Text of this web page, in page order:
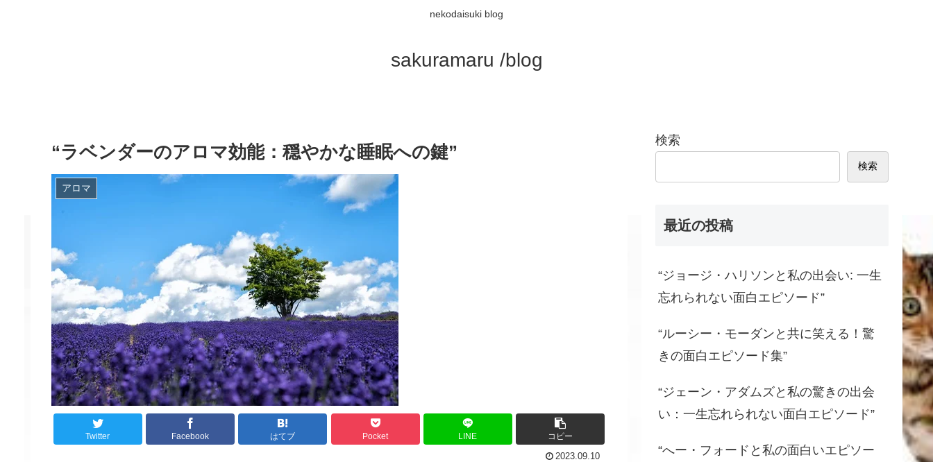
nekodaisuki blog
sakuramaru /blog
“ラベンダーのアロマ効能：穏やかな睡眠への鍵”
アロマ
Twitter Facebook はてブ Pocket LINE コピー
2023.09.10
検索
検索
最近の投稿
“ジョージ・ハリソンと私の出会い: 一生
忘れられない面白エピソード”
“ルーシー・モーダンと共に笑える！驚
きの面白エピソード集”
“ジェーン・アダムズと私の驚きの出会
い：一生忘れられない面白エピソード”
“へー・フォードと私の面白いエピソー